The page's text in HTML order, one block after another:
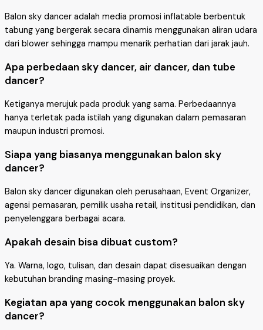
Balon sky dancer adalah media promosi inflatable berbentuk
tabung yang bergerak secara dinamis menggunakan aliran udara
dari blower sehingga mampu menarik perhatian dari jarak jauh.
Apa perbedaan sky dancer, air dancer, dan tube
dancer?
Ketiganya merujuk pada produk yang sama. Perbedaannya
hanya terletak pada istilah yang digunakan dalam pemasaran
maupun industri promosi.
Siapa yang biasanya menggunakan balon sky
dancer?
Balon sky dancer digunakan oleh perusahaan, Event Organizer,
agensi pemasaran, pemilik usaha retail, institusi pendidikan, dan
penyelenggara berbagai acara.
Apakah desain bisa dibuat custom?
Ya. Warna, logo, tulisan, dan desain dapat disesuaikan dengan
kebutuhan branding masing-masing proyek.
Kegiatan apa yang cocok menggunakan balon sky
dancer?